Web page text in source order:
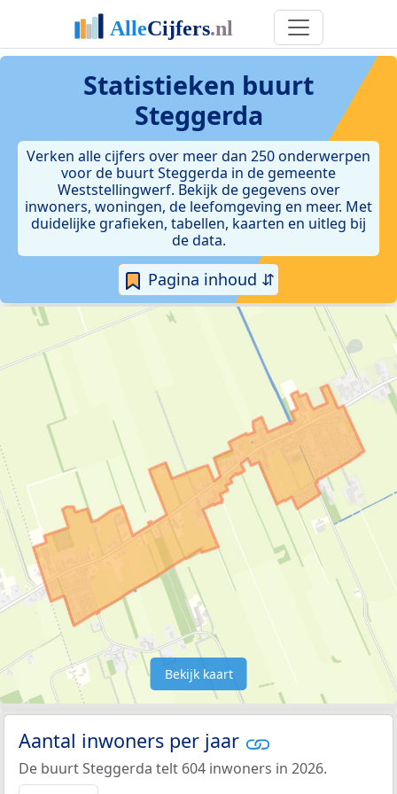
Statistieken buurt
Steggerda
Verken alle cijfers over meer dan 250 onderwerpen
voor de buurt Steggerda in de gemeente
Weststellingwerf. Bekijk de gegevens over
inwoners, woningen, de leefomgeving en meer. Met
duidelijke grafieken, tabellen, kaarten en uitleg bij
de data.
Pagina inhoud ⇵
Bekijk kaart
Aantal inwoners per jaar
De buurt Steggerda telt 604 inwoners in 2026.